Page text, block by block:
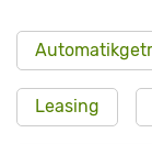
Leasing